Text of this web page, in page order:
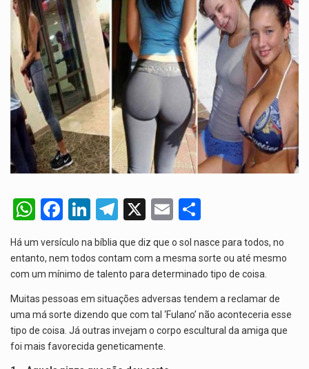
De acordo com as autoridades de saúde da Faixa de…
A polícia moçambicana anunciou a detenção de mais um suspeito…
Cover photo suggestion (in English): A police officer outside a…
O Senado dos Estados Unidos aprovou, no dia 7 de…
Legislação, renomeada em homenagem ao falecido senador Lindsey Graham, foi…
W
at
s
A
p
p
F
a
ce
b
o
o
k
Li
n
ke
dI
n
T
e
gr
a
m
X
E
m
ail ar
e
Há um versículo na bíblia que diz que o sol nasce para todos, no
entanto, nem todos contam com a mesma sorte ou até mesmo
com um mínimo de talento para determinado tipo de coisa.
Muitas pessoas em situações adversas tendem a reclamar de
uma má sorte dizendo que com tal ‘Fulano’ não aconteceria esse
tipo de coisa. Já outras invejam o corpo escultural da amiga que
foi mais favorecida geneticamente.